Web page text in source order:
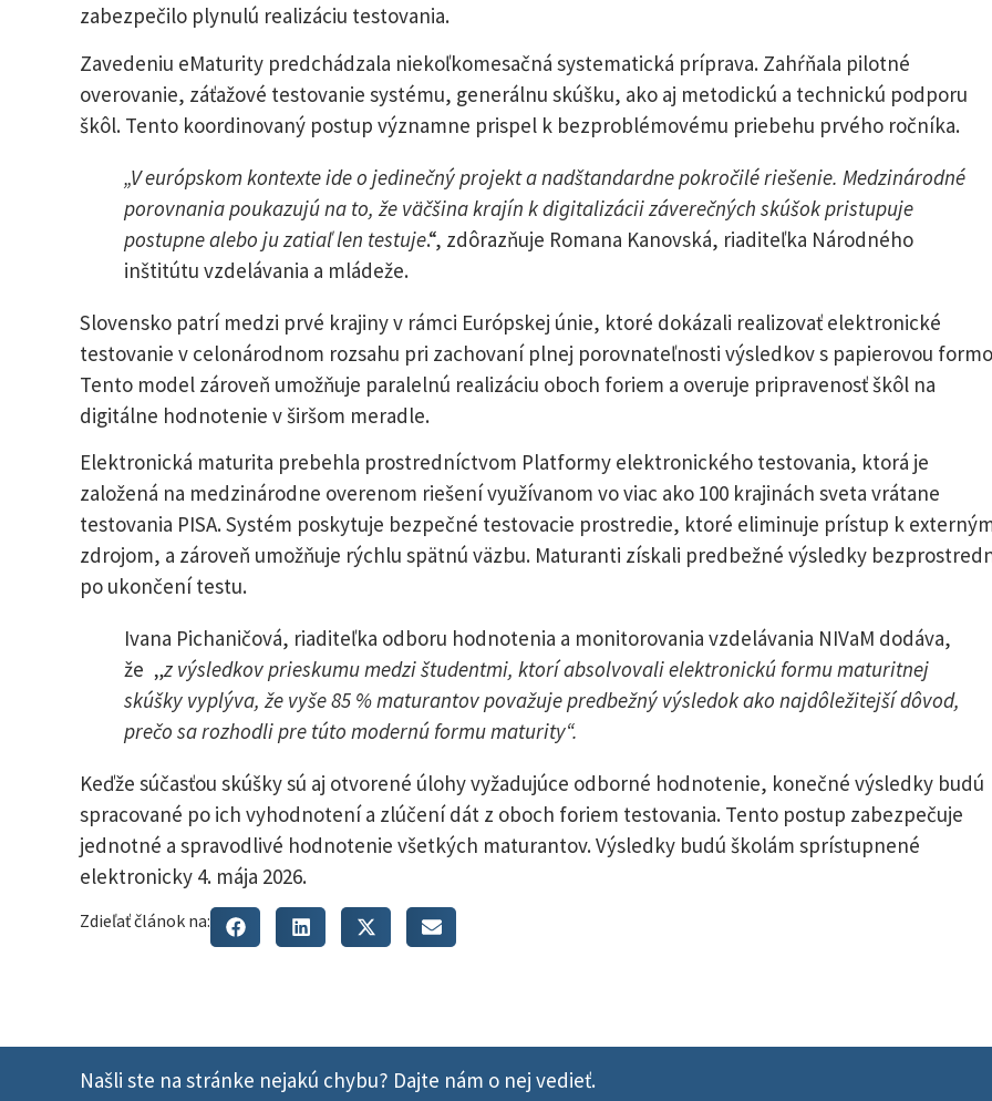
zabezpečilo plynulú realizáciu testovania.
Zavedeniu eMaturity predchádzala niekoľkomesačná systematická príprava. Zahŕňala pilotné
overovanie, záťažové testovanie systému, generálnu skúšku, ako aj metodickú a technickú podporu
škôl. Tento koordinovaný postup významne prispel k bezproblémovému priebehu prvého ročníka.
„V európskom kontexte ide o jedinečný projekt a nadštandardne pokročilé riešenie. Medzinárodné
porovnania poukazujú na to, že väčšina krajín k digitalizácii záverečných skúšok pristupuje
postupne alebo ju zatiaľ len testuje.“, zdôrazňuje Romana Kanovská, riaditeľka Národného
inštitútu vzdelávania a mládeže.
Slovensko patrí medzi prvé krajiny v rámci Európskej únie, ktoré dokázali realizovať elektronické
testovanie v celonárodnom rozsahu pri zachovaní plnej porovnateľnosti výsledkov s papierovou
Tento model zároveň umožňuje paralelnú realizáciu oboch foriem a overuje pripravenosť škôl na
digitálne hodnotenie v širšom meradle.
Elektronická maturita prebehla prostredníctvom Platformy elektronického testovania, ktorá je
založená na medzinárodne overenom riešení využívanom vo viac ako 100 krajinách sveta vrátane
testovania PISA. Systém poskytuje bezpečné testovacie prostredie, ktoré eliminuje prístup k
zdrojom, a zároveň umožňuje rýchlu spätnú väzbu. Maturanti získali predbežné výsledky
po ukončení testu.
Ivana Pichaničová, riaditeľka odboru hodnotenia a monitorovania vzdelávania NIVaM dodáva,
že „z výsledkov prieskumu medzi študentmi, ktorí absolvovali elektronickú formu maturitnej
skúšky vyplýva, že vyše 85 % maturantov považuje predbežný výsledok ako najdôležitejší dôvod,
prečo sa rozhodli pre túto modernú formu maturity“.
Keďže súčasťou skúšky sú aj otvorené úlohy vyžadujúce odborné hodnotenie, konečné výsledky budú
spracované po ich vyhodnotení a zlúčení dát z oboch foriem testovania. Tento postup zabezpečuje
jednotné a spravodlivé hodnotenie všetkých maturantov. Výsledky budú školám sprístupnené
elektronicky 4. mája 2026.
Zdieľať článok na:
Našli ste na stránke nejakú chybu? Dajte nám o nej vedieť.